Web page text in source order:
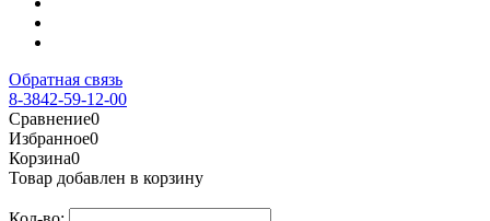
Обратная связь
8-3842-59-12-00
Сравнение0
Избранное0
Корзина0
Товар добавлен в корзину